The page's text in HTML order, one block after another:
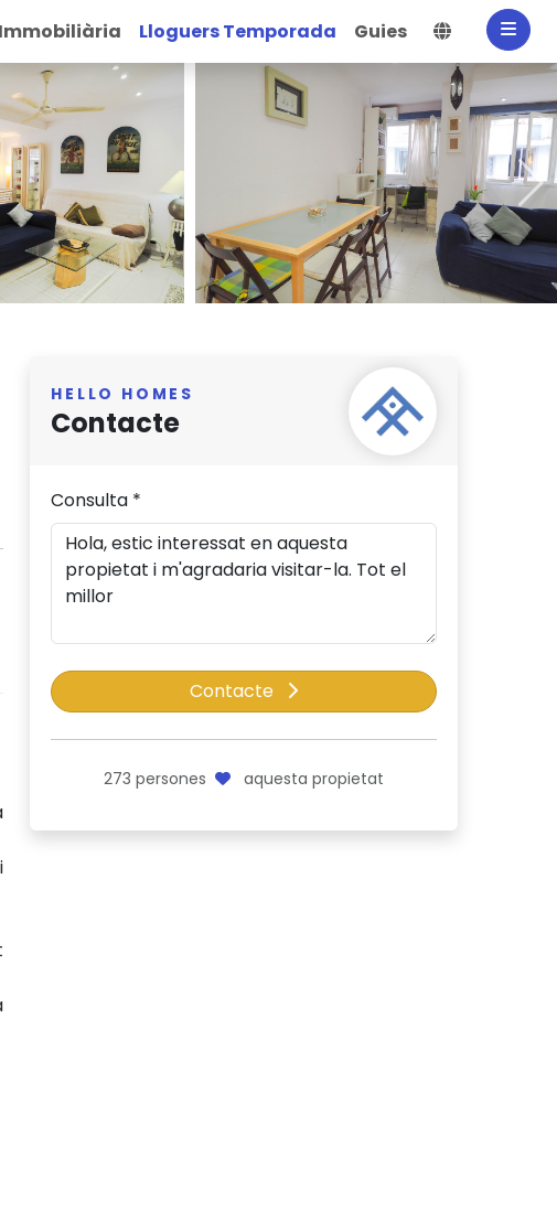
Immobiliària Lloguers Temporada Guies
HELLO HOMES
Contacte
Consulta *
Contacte
273 persones aquesta propietat